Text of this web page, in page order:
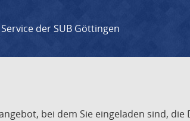
Service der SUB Göttingen
bei dem Sie eingeladen sind,